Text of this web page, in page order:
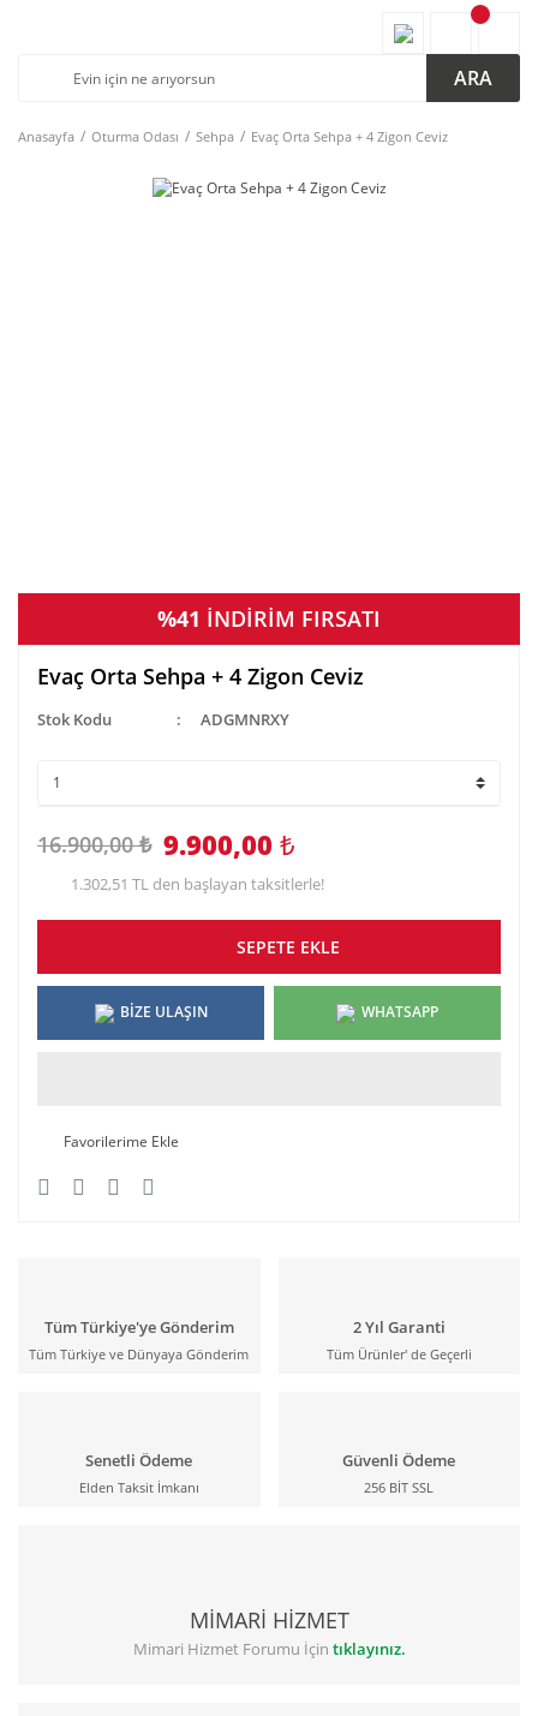
ARA
Anasayfa Oturma Odası Sehpa Evaç Orta Sehpa + 4 Zigon Ceviz
%41 İNDİRİM FIRSATI
Evaç Orta Sehpa + 4 Zigon Ceviz
Stok Kodu ADGMNRXY
16.900,00 ₺ 9.900,00 ₺
1.302,51 TL den başlayan taksitlerle!
SEPETE EKLE
BİZE ULAŞIN WHATSAPP
Tüm Türkiye'ye Gönderim
Tüm Türkiye ve Dünyaya Gönderim
2 Yıl Garanti
Tüm Ürünler' de Geçerli
Senetli Ödeme
Elden Taksit İmkanı
Güvenli Ödeme
256 BİT SSL
MİMARİ HİZMET
Mimari Hizmet Forumu İçin tıklayınız.